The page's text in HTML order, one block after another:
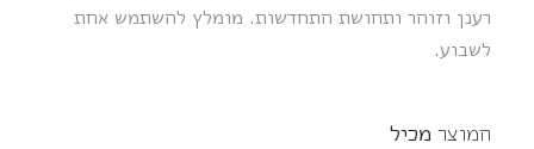
רענן וזוהר ותחושת התחדשות. מומלץ להשתמש אחת
לשבוע.
המוצר מכיל